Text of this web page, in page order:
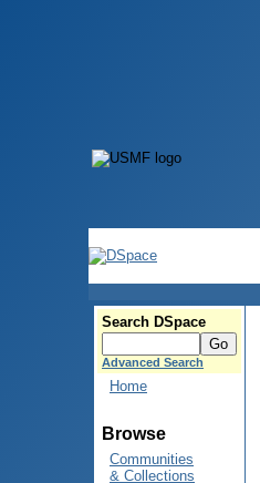
Search DSpace
Advanced Search
Home
Browse
Communities
& Collections